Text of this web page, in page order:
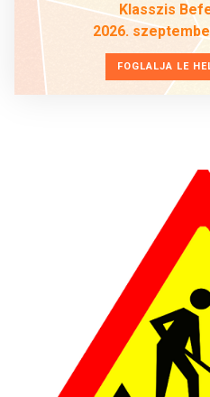
Klasszis
2026.
FOGLALJA LE